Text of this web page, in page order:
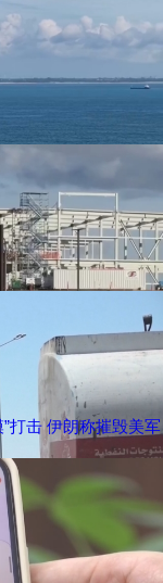
”打击 伊朗称摧毁美军